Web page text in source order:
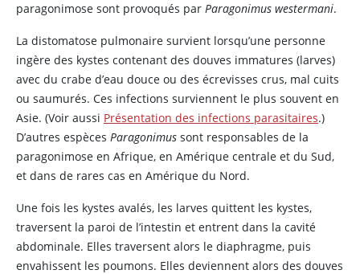
paragonimose sont provoqués par Paragonimus westermani.
La distomatose pulmonaire survient lorsqu’une personne
ingère des kystes contenant des douves immatures (larves)
avec du crabe d’eau douce ou des écrevisses crus, mal cuits
ou saumurés. Ces infections surviennent le plus souvent en
Asie. (Voir aussi Présentation des infections parasitaires.)
D’autres espèces Paragonimus sont responsables de la
paragonimose en Afrique, en Amérique centrale et du Sud,
et dans de rares cas en Amérique du Nord.
Une fois les kystes avalés, les larves quittent les kystes,
traversent la paroi de l’intestin et entrent dans la cavité
abdominale. Elles traversent alors le diaphragme, puis
envahissent les poumons. Elles deviennent alors des douves